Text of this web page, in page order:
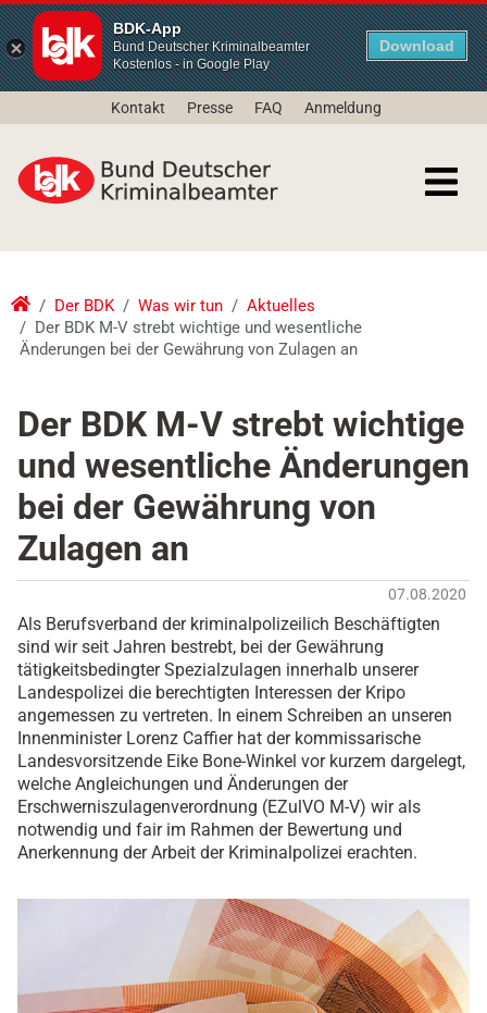
BDK-App
Bund Deutscher Kriminalbeamter
Kostenlos - in Google Play
Download
Kontakt Presse FAQ Anmeldung
Der BDK Was wir tun
Aktuelles
Der BDK M-V strebt wichtige und wesentliche
Änderungen bei der Gewährung von Zulagen an
Der BDK M-V strebt wichtige
und wesentliche Änderungen
bei der Gewährung von
Zulagen an
07.08.2020
Als Berufsverband der kriminalpolizeilich Beschäftigten
sind wir seit Jahren bestrebt, bei der Gewährung
tätigkeitsbedingter Spezialzulagen innerhalb unserer
Landespolizei die berechtigten Interessen der Kripo
angemessen zu vertreten. In einem Schreiben an unseren
Innenminister Lorenz Caffier hat der kommissarische
Landesvorsitzende Eike Bone-Winkel vor kurzem dargelegt,
welche Angleichungen und Änderungen der
Erschwerniszulagenverordnung (EZulVO M-V) wir als
notwendig und fair im Rahmen der Bewertung und
Anerkennung der Arbeit der Kriminalpolizei erachten.